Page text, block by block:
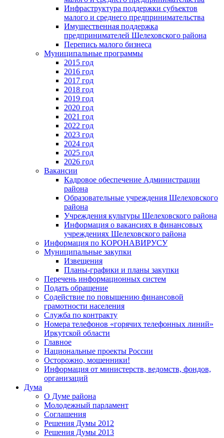
Инфраструктура поддержки субъектов
малого и среднего предпринимательства
Имущественная поддержка
предпринимателей Шелеховского района
Перепись малого бизнеса
Муниципальные программы
2015 год
2016 год
2017 год
2018 год
2019 год
2020 год
2021 год
2022 год
2023 год
2024 год
2025 год
2026 год
Вакансии
Кадровое обеспечение Администрации
района
Образовательные учреждения Шелеховского
района
Учреждения культуры Шелеховского района
Информация о вакансиях в финансовых
учреждениях Шелеховского района
Информация по КОРОНАВИРУСУ
Муниципальные закупки
Извещения
Планы-графики и планы закупки
Перечень информационных систем
Подать обращение
Содействие по повышению финансовой
грамотности населения
Служба по контракту
Номера телефонов «горячих телефонных линий»
Иркутской области
Главное
Национальные проекты России
Осторожно, мошенники!
Информация от министерств, ведомств, фондов,
организаций
Дума
О Думе района
Молодежный парламент
Соглашения
Решения Думы 2012
Решения Думы 2013